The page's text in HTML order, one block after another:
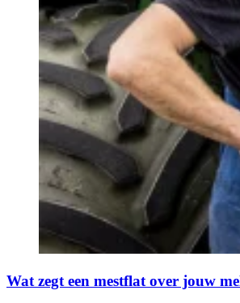
Wat zegt een mestflat over jouw